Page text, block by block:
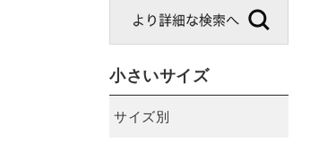
小さいサイズ
サイズ別